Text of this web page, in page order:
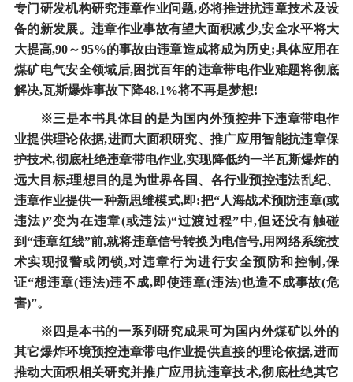
专门研发机构研究违章作业问题,必将推进抗违章技术及设
备的新发展。违章作业事故有望大面积减少,安全水平将大
大提高,90～95%的事故由违章造成将成为历史;具体应用在
煤矿电气安全领域后,困扰百年的违章带电作业难题将彻底
解决,瓦斯爆炸事故下降48.1%将不再是梦想!
※三是本书具体目的是为国内外预控井下违章带电作
业提供理论依据,进而大面积研究、推广应用智能抗违章保
护技术,彻底杜绝违章带电作业,实现降低约一半瓦斯爆炸的
远大目标;理想目的是为世界各国、各行业预控违法乱纪、
违章作业提供一种新思维模式,即:把“人海战术预防违章(或
违法)”变为在违章(或违法)“过渡过程”中,但还没有触碰
到“违章红线”前,就将违章信号转换为电信号,用网络系统技
术实现报警或闭锁,对违章行为进行安全预防和控制,保
证“想违章(违法)违不成,即使违章(违法)也造不成事故(危
害)”。
※四是本书的一系列研究成果可为国内外煤矿以外的
其它爆炸环境预控违章带电作业提供直接的理论依据,进而
推动大面积相关研究并推广应用抗违章技术,彻底杜绝其它